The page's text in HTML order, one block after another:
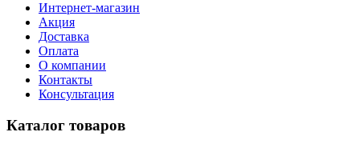
Интернет-магазин
Акция
Доставка
Оплата
О компании
Контакты
Консультация
Каталог товаров